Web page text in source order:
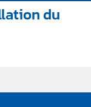
du